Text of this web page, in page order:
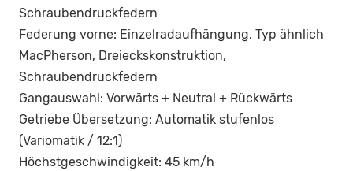
Schraubendruckfedern
Federung vorne: Einzelradaufhängung, Typ ähnlich
MacPherson, Dreieckskonstruktion,
Schraubendruckfedern
Gangauswahl: Vorwärts + Neutral + Rückwärts
Getriebe Übersetzung: Automatik stufenlos
(Variomatik / 12:1)
Höchstgeschwindigkeit: 45 km/h